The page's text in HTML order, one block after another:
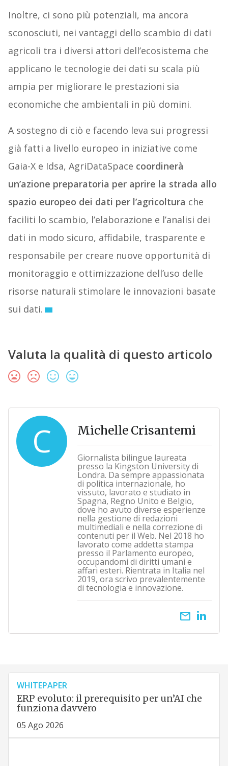
Inoltre, ci sono più potenziali, ma ancora
sconosciuti, nei vantaggi dello scambio di dati
agricoli tra i diversi attori dell’ecosistema che
applicano le tecnologie dei dati su scala più
ampia per migliorare le prestazioni sia
economiche che ambientali in più domini.
A sostegno di ciò e facendo leva sui progressi
già fatti a livello europeo in iniziative come
Gaia-X e Idsa, AgriDataSpace coordinerà
un’azione preparatoria per aprire la strada allo
spazio europeo dei dati per l’agricoltura che
faciliti lo scambio, l’elaborazione e l’analisi dei
dati in modo sicuro, affidabile, trasparente e
responsabile per creare nuove opportunità di
monitoraggio e ottimizzazione dell’uso delle
risorse naturali stimolare le innovazioni basate
sui dati.
Valuta la qualità di questo articolo
C Michelle Crisantemi
Giornalista bilingue laureata
presso la Kingston University di
Londra. Da sempre appassionata
di politica internazionale, ho
vissuto, lavorato e studiato in
Spagna, Regno Unito e Belgio,
dove ho avuto diverse esperienze
nella gestione di redazioni
multimediali e nella correzione di
contenuti per il Web. Nel 2018 ho
lavorato come addetta stampa
presso il Parlamento europeo,
occupandomi di diritti umani e
affari esteri. Rientrata in Italia nel
2019, ora scrivo prevalentemente
di tecnologia e innovazione.
email
WHITEPAPER
ERP evoluto: il prerequisito per un’AI che
funziona davvero
05 Ago 2026